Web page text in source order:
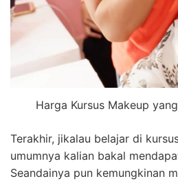
Harga Kursus Makeup
Terakhir, jikalau belajar di
umumnya kalian bakal
Seandainya pun kemungkinan